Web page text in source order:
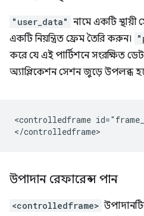
"user_data" নামে একটি স্থায়ী
একটি নিয়ন্ত্রিত ফ্রেম তৈরি করুন।
করে যে এই পার্টিশনে সংরক্ষিত
অ্যাপ্লিকেশন সেশন জুড়ে উপলব্ধ
<controlledframe
উপাদান রেফারেন্স পান
<controlledframe>